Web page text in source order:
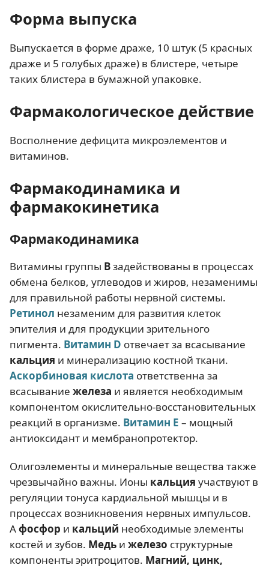
Форма выпуска
Выпускается в форме драже, 10 штук (5 красных
драже и 5 голубых драже) в блистере, четыре
таких блистера в бумажной упаковке.
Фармакологическое действие
Восполнение дефицита микроэлементов и
витаминов.
Фармакодинамика и
фармакокинетика
Фармакодинамика
Витамины группы Взадействованы в процессах
обмена белков, углеводов и жиров, незаменимы
для правильной работы нервной системы.
Ретинол незаменим для развития клеток
эпителия и для продукции зрительного
пигмента. Витамин D отвечает за всасывание
кальция и минерализацию костной ткани.
Аскорбиновая кислота ответственна за
всасывание железа и является необходимым
компонентом окислительно-восстановительных
реакций в организме. Витамин Е – мощный
антиоксидант и мембранопротектор.
Олигоэлементы и минеральные вещества также
чрезвычайно важны. Ионы кальция участвуют в
регуляции тонуса кардиальной мышцы и в
процессах возникновения нервных импульсов.
Афосфор и кальций необходимые элементы
костей и зубов. Медь и железо структурные
компоненты эритроцитов. Магний, цинк,